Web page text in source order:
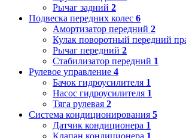
Рычаг задний 2
Подвеска передних колес 6
Амортизатор передний 2
Кулак поворотный передний
Рычаг передний 2
Стабилизатор передний 1
Рулевое управление 4
Бачок гидроусилителя 1
Насос гидроусилителя 1
Тяга рулевая 2
Система кондиционирования 5
Датчик кондиционера 1
Клапан кондиционера 1